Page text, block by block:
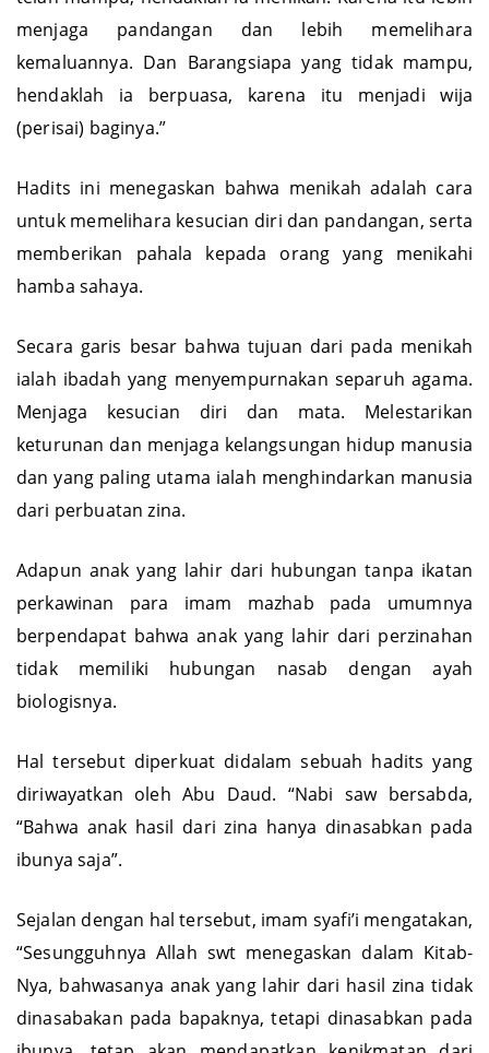
menjaga pandangan dan lebih memelihara
kemaluannya. Dan Barangsiapa yang tidak mampu,
hendaklah ia berpuasa, karena itu menjadi wija
(perisai) baginya.”
Hadits ini menegaskan bahwa menikah adalah cara
untuk memelihara kesucian diri dan pandangan, serta
memberikan pahala kepada orang yang menikahi
hamba sahaya.
Secara garis besar bahwa tujuan dari pada menikah
ialah ibadah yang menyempurnakan separuh agama.
Menjaga kesucian diri dan mata. Melestarikan
keturunan dan menjaga kelangsungan hidup manusia
dan yang paling utama ialah menghindarkan manusia
dari perbuatan zina.
Adapun anak yang lahir dari hubungan tanpa ikatan
perkawinan para imam mazhab pada umumnya
berpendapat bahwa anak yang lahir dari perzinahan
tidak memiliki hubungan nasab dengan ayah
biologisnya.
Hal tersebut diperkuat didalam sebuah hadits yang
diriwayatkan oleh Abu Daud. “Nabi saw bersabda,
“Bahwa anak hasil dari zina hanya dinasabkan pada
ibunya saja”.
Sejalan dengan hal tersebut, imam syafi’i mengatakan,
“Sesungguhnya Allah swt menegaskan dalam Kitab-
Nya, bahwasanya anak yang lahir dari hasil zina tidak
dinasabakan pada bapaknya, tetapi dinasabkan pada